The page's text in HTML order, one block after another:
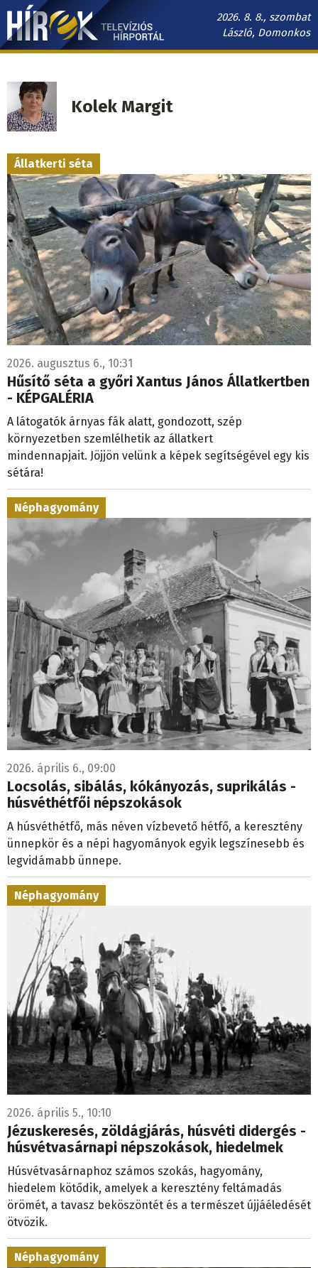
Ugrás
tartalomra
2026. 8. 8., szombat
László, Domonkos
Hírek.sk
navigáció
Kolek Margit
Állatkerti séta
2026. augusztus 6., 10:31
Hűsítő séta a győri Xantus János Állatkertben
- KÉPGALÉRIA
A látogatók árnyas fák alatt, gondozott, szép
környezetben szemlélhetik az állatkert
mindennapjait. Jöjjön velünk a képek segítségével egy kis
sétára!
Néphagyomány
2026. április 6., 09:00
Locsolás, sibálás, kókányozás, suprikálás -
húsvéthétfői népszokások
A húsvéthétfő, más néven vízbevető hétfő, a keresztény
ünnepkör és a népi hagyományok egyik legszínesebb és
legvidámabb ünnepe.
Néphagyomány
2026. április 5., 10:10
Jézuskeresés, zöldágjárás, húsvéti didergés -
húsvétvasárnapi népszokások, hiedelmek
Húsvétvasárnaphoz számos szokás, hagyomány,
hiedelem kötődik, amelyek a keresztény feltámadás
örömét, a tavasz beköszöntét és a természet újjáéledését
ötvözik.
Néphagyomány